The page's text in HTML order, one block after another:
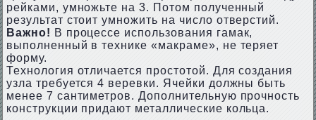
рейками, умножьте на 3. Потом полученный
результат стоит умножить на число отверстий.
Важно! В процессе использования гамак,
выполненный в технике «макраме», не теряет
форму.
Технология отличается простотой. Для создания
узла требуется 4 веревки. Ячейки должны быть
менее 7 сантиметров. Дополнительную прочность
конструкции придают металлические кольца.